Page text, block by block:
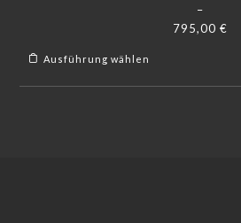
–
795,00 €
Ausführung wählen